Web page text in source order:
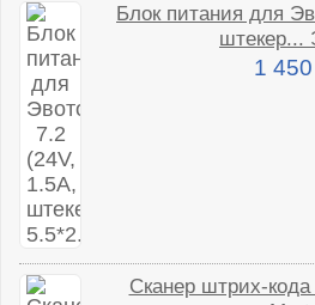
Блок питания для
1
Сканер штрих-